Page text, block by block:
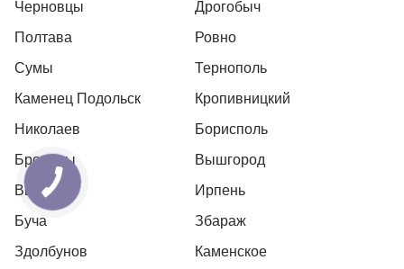
Черновцы
Дрогобыч
Полтава
Ровно
Сумы
Тернополь
Каменец Подольск
Кропивницкий
Николаев
Борисполь
Бровары
Вышгород
Вышневе
Ирпень
Буча
Збараж
Здолбунов
Каменское